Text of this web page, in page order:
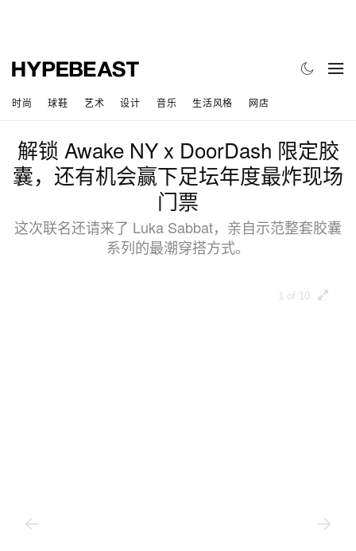
时尚 球鞋 艺术 设计 音乐 生活风格 网店
解锁 Awake NY x DoorDash 限定胶
囊，还有机会赢下足坛年度最炸现场
门票
这次联名还请来了 Luka Sabbat，亲自示范整套胶囊
系列的最潮穿搭方式。
1 of 10